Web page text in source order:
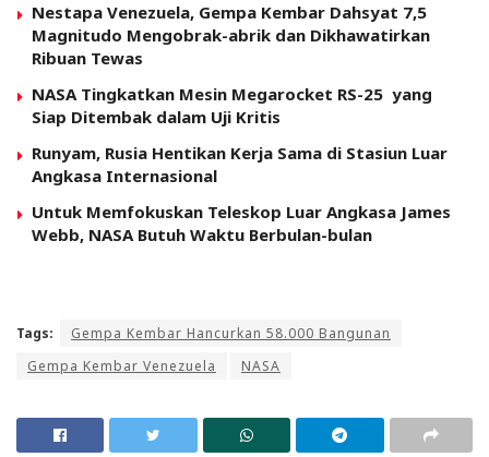
Nestapa Venezuela, Gempa Kembar Dahsyat 7,5
Magnitudo Mengobrak-abrik dan Dikhawatirkan
Ribuan Tewas
NASA Tingkatkan Mesin Megarocket RS-25 yang
Siap Ditembak dalam Uji Kritis
Runyam, Rusia Hentikan Kerja Sama di Stasiun Luar
Angkasa Internasional
Untuk Memfokuskan Teleskop Luar Angkasa James
Webb, NASA Butuh Waktu Berbulan-bulan
Tags:
Gempa Kembar Hancurkan 58.000 Bangunan
Gempa Kembar Venezuela
NASA